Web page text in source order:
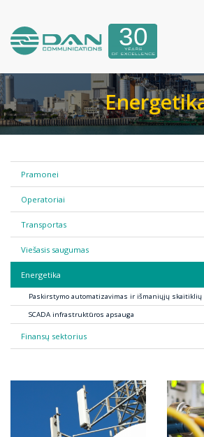
Pramonei
Operatoriai
Transportas
Viešasis saugumas
Energetika
Paskirstymo automatizavimas ir išmaniųjų skaitiklių
SCADA infrastruktūros apsauga
Finansų sektorius